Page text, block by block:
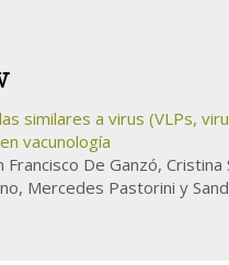
similares a virus (VLPs,
vacunología
Francisco De Ganzó, Cristina
Mercedes Pastorini y